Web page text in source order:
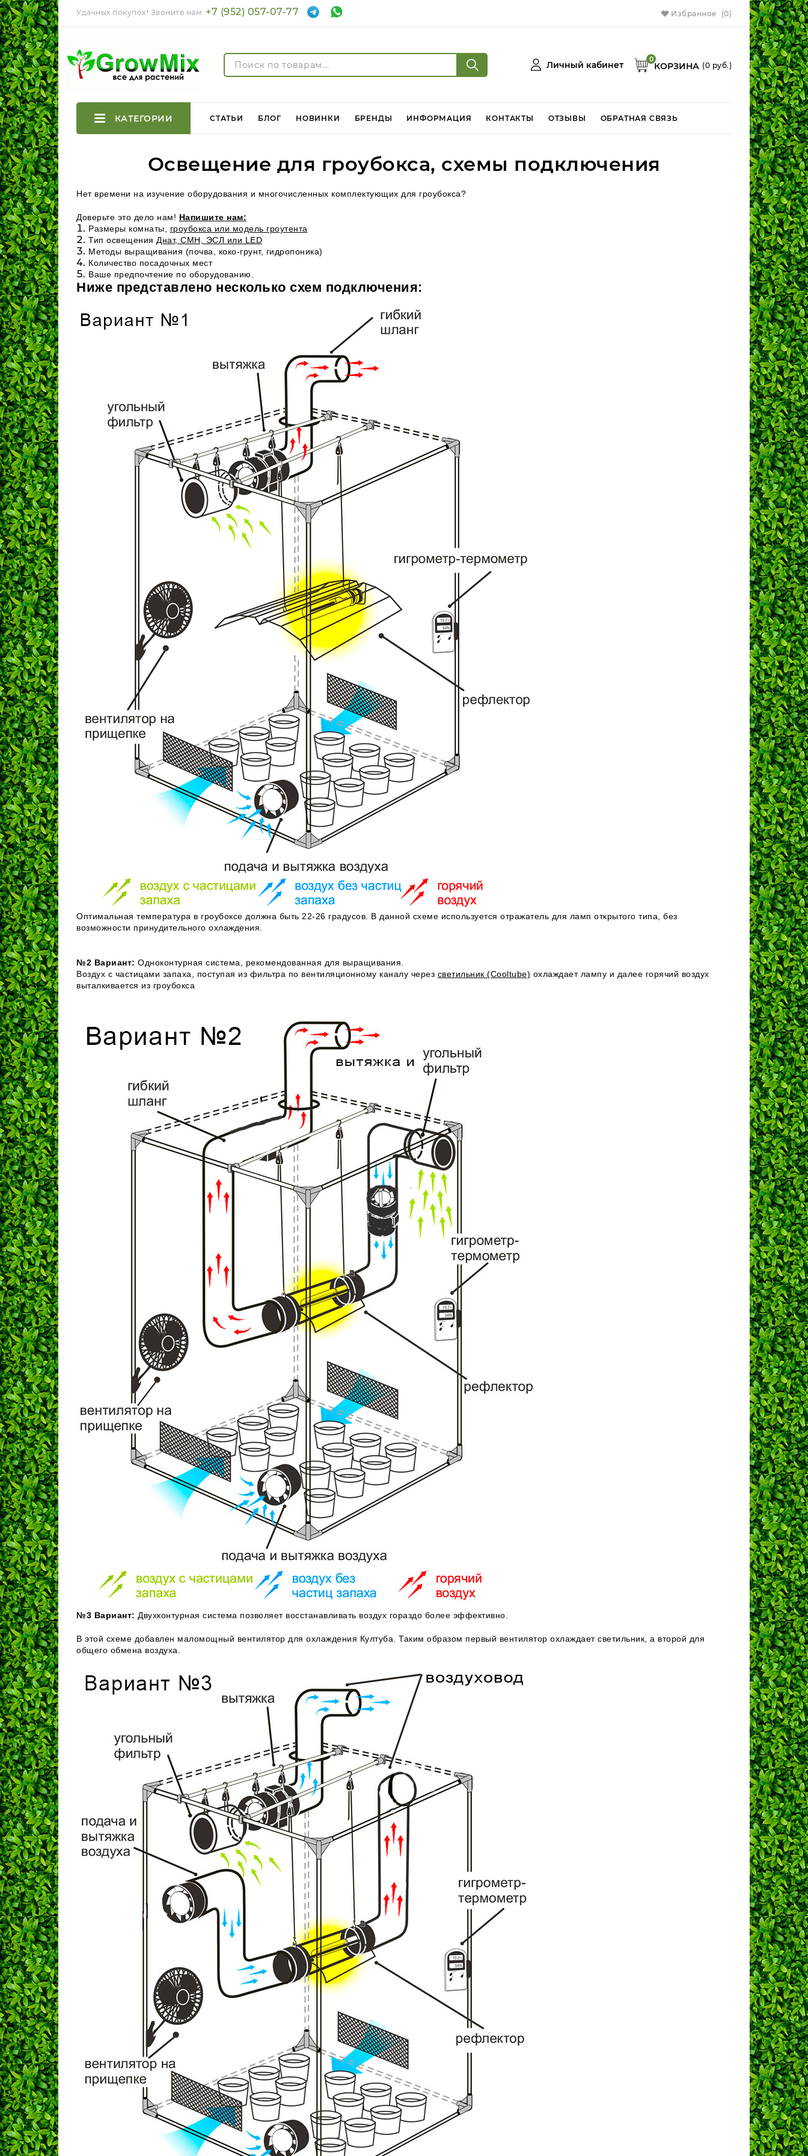
Удачных покупок! Звоните нам: +7 (952) 057-07-77 Избранное (0)
Личный кабинет КОРЗИНА
0
(0 руб.)
КАТЕГОРИИ СТАТЬИ БЛОГ НОВИНКИ БРЕНДЫ ИНФОРМАЦИЯ КОНТАКТЫ ОТЗЫВЫ ОБРАТНАЯ СВЯЗЬ
Освещение для гроубокса, схемы подключения
Нет времени на изучение оборудования и многочисленных комплектующих для гроубокса?
Доверьте это дело нам! Напишите нам:
Размеры комнаты, гроубокса или модель гроутента
Тип освещения Днат, CMH, ЭСЛ или LED
Методы выращивания (почва, коко-грунт, гидропоника)
Количество посадочных мест
Ваше предпочтение по оборудованию.
Ниже представлено несколько схем подключения:
Оптимальная температура в гроубоксе должна быть 22-26 градусов. В данной схеме используется отражатель для ламп открытого типа, без
возможности принудительного охлаждения.
№2 Вариант: Одноконтурная система, рекомендованная для выращивания.
Воздух с частицами запаха, поступая из фильтра по вентиляционному каналу через светильник (Cooltube) охлаждает лампу и далее горячий воздух
выталкивается из гроубокса
№3 Вариант: Двухконтурная система позволяет восстанавливать воздух гораздо более эффективно.
В этой схеме добавлен маломощный вентилятор для охлаждения Култуба. Таким образом первый вентилятор охлаждает светильник, а второй для
общего обмена воздуха.